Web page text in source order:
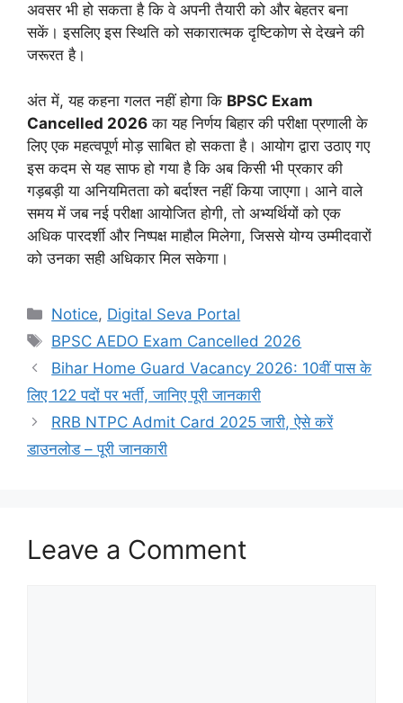
अवसर भी हो सकता है कि वे अपनी तैयारी को और बेहतर बना
सकें। इसलिए इस स्थिति को सकारात्मक दृष्टिकोण से देखने की
जरूरत है।
अंत में, यह कहना गलत नहीं होगा कि BPSC Exam
Cancelled 2026 का यह निर्णय बिहार की परीक्षा प्रणाली के
लिए एक महत्वपूर्ण मोड़ साबित हो सकता है। आयोग द्वारा उठाए गए
इस कदम से यह साफ हो गया है कि अब किसी भी प्रकार की
गड़बड़ी या अनियमितता को बर्दाश्त नहीं किया जाएगा। आने वाले
समय में जब नई परीक्षा आयोजित होगी, तो अभ्यर्थियों को एक
अधिक पारदर्शी और निष्पक्ष माहौल मिलेगा, जिससे योग्य उम्मीदवारों
को उनका सही अधिकार मिल सकेगा।
Notice, Digital Seva Portal
BPSC AEDO Exam Cancelled 2026
Bihar Home Guard Vacancy 2026: 10वीं पास के
लिए 122 पदों पर भर्ती, जानिए पूरी जानकारी
RRB NTPC Admit Card 2025 जारी, ऐसे करें
डाउनलोड – पूरी जानकारी
Leave a Comment